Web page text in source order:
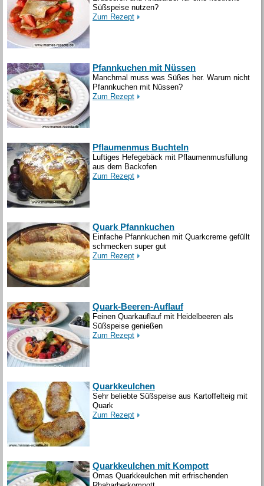
Süßspeise nutzen?
Zum Rezept
Pfannkuchen mit Nüssen
Manchmal muss was Süßes her. Warum nicht
Pfannkuchen mit Nüssen?
Zum Rezept
Pflaumenmus Buchteln
Luftiges Hefegebäck mit Pflaumenmusfüllung
aus dem Backofen
Zum Rezept
Quark Pfannkuchen
Einfache Pfannkuchen mit Quarkcreme gefüllt
schmecken super gut
Zum Rezept
Quark-Beeren-Auflauf
Feinen Quarkauflauf mit Heidelbeeren als
Süßspeise genießen
Zum Rezept
Quarkkeulchen
Sehr beliebte Süßspeise aus Kartoffelteig mit
Quark
Zum Rezept
Quarkkeulchen mit Kompott
Omas Quarkkeulchen mit erfrischenden